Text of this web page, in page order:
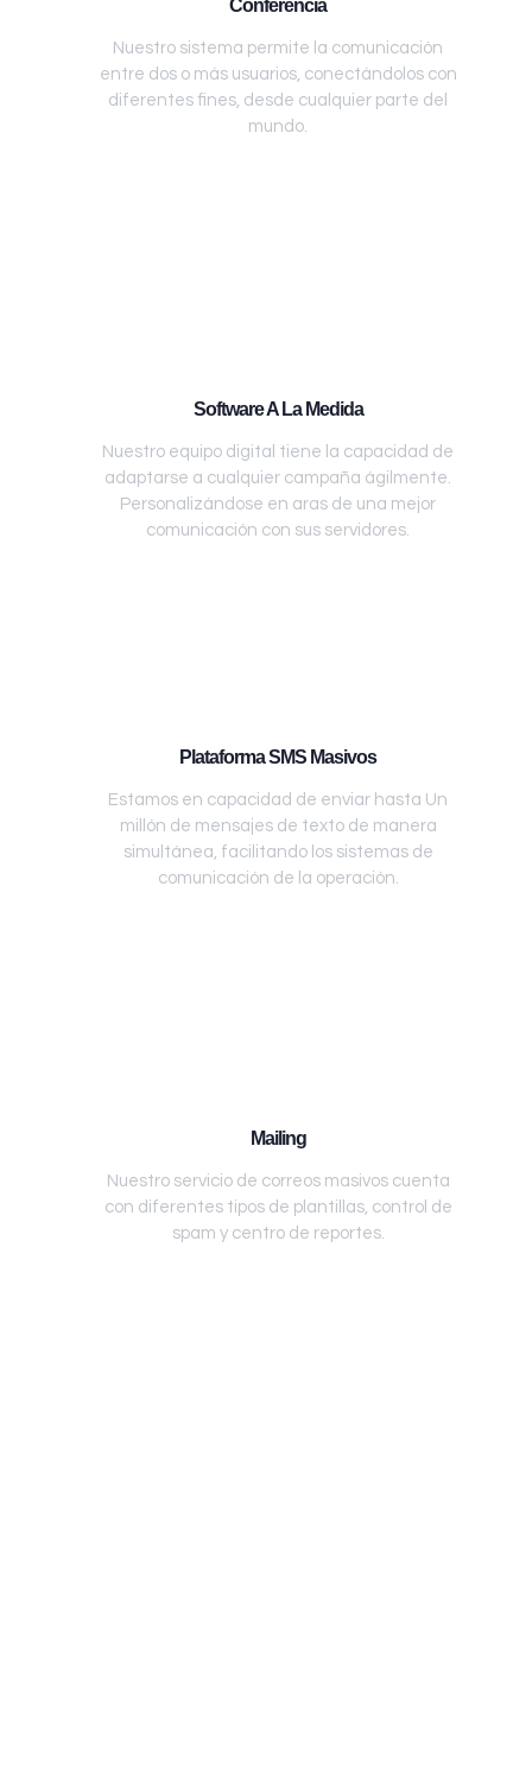
Conferencia
Nuestro sistema permite la comunicación
entre dos o más usuarios, conectándolos con
diferentes fines, desde cualquier parte del
mundo.
Software A La Medida
Nuestro equipo digital tiene la capacidad de
adaptarse a cualquier campaña ágilmente.
Personalizándose en aras de una mejor
comunicación con sus servidores.
Plataforma SMS Masivos
Estamos en capacidad de enviar hasta Un
millón de mensajes de texto de manera
simultánea, facilitando los sistemas de
comunicación de la operación.
Mailing
Nuestro servicio de correos masivos cuenta
con diferentes tipos de plantillas, control de
spam y centro de reportes.